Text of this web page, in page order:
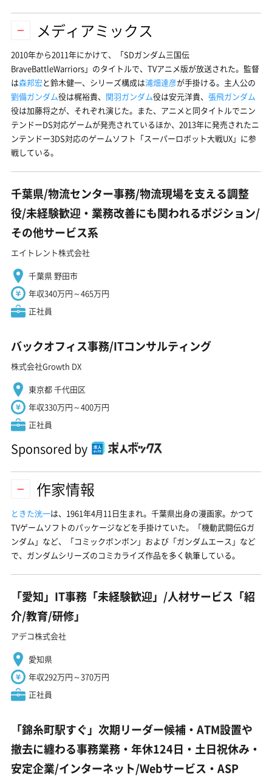
メディアミックス
2010年から2011年にかけて、「SDガンダム三国伝
BraveBattleWarriors」のタイトルで、TVアニメ版が放送された。監督
は森邦宏と鈴木健一、シリーズ構成は浦畑達彦が手掛ける。主人公の
劉備ガンダム役は梶裕貴、 関羽ガンダム役は安元洋貴、 張飛ガンダム
役は加藤将之が、それぞれ演じた。また、アニメと同タイトルでニン
テンドーDS対応ゲームが発売されているほか、2013年に発売されたニ
ンテンドー3DS対応のゲームソフト「スーパーロボット大戦UX」に参
戦している。
千葉県/物流センター事務/物流現場を支える調整
役/未経験歓迎・業務改善にも関われるポジション/
その他サービス系
エイトレント株式会社
千葉県 野田市
年収340万円～465万円
正社員
バックオフィス事務/ITコンサルティング
株式会社Growth DX
東京都 千代田区
年収330万円～400万円
正社員
Sponsored by
作家情報
ときた洸一は、1961年4月11日生まれ。千葉県出身の漫画家。かつて
TVゲームソフトのパッケージなどを手掛けていた。「機動武闘伝Gガ
ンダム」など、「コミックボンボン」および「ガンダムエース」など
で、ガンダムシリーズのコミカライズ作品を多く執筆している。
「愛知」IT事務「未経験歓迎」/人材サービス「紹
介/教育/研修」
アデコ株式会社
愛知県
年収292万円～370万円
正社員
「錦糸町駅すぐ」次期リーダー候補・ATM設置や
撤去に纏わる事務業務・年休124日・土日祝休み・
安定企業/インターネット/Webサービス・ASP